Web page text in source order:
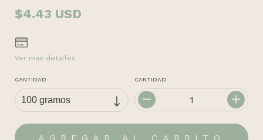
$4.43 USD
Ver más detalles
CANTIDAD CANTIDAD